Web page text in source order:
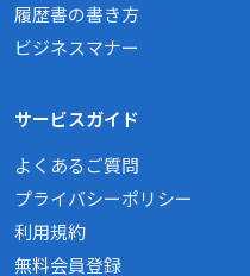
履歴書の書き方
ビジネスマナー
サービスガイド
よくあるご質問
プライバシーポリシー
利用規約
無料会員登録